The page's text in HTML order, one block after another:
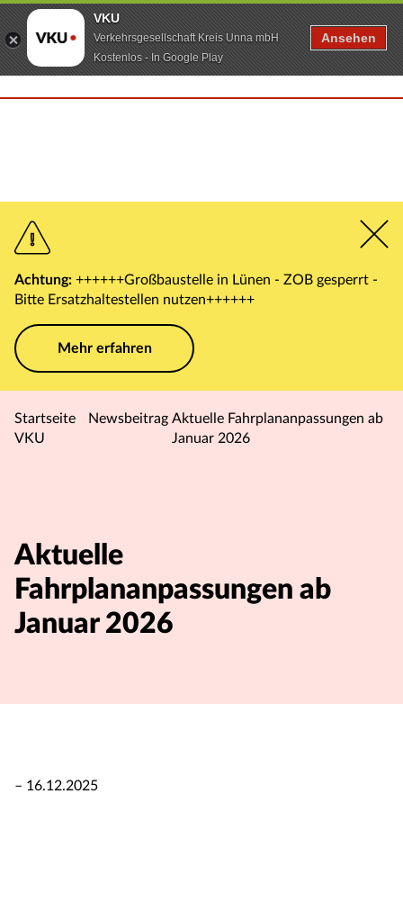
Achtung: ++++++Großbaustelle in Lünen - ZOB gesperrt -
Bitte Ersatzhaltestellen nutzen++++++
Mehr erfahren
Startseite
VKU
Newsbeitrag Aktuelle Fahrplananpassungen ab
Januar 2026
Aktuelle
Fahrplananpassungen ab
Januar 2026
– 16.12.2025
VKU
Verkehrsgesellschaft Kreis Unna mbH
Kostenlos - In Google Play
Ansehen